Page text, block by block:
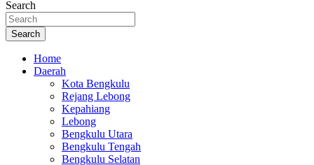
Search
Search
Home
Daerah
Kota Bengkulu
Rejang Lebong
Kepahiang
Lebong
Bengkulu Utara
Bengkulu Tengah
Bengkulu Selatan